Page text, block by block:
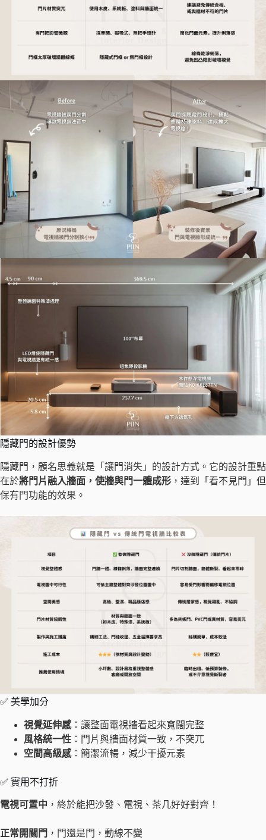
隱藏門的設計優勢
隱藏門，顧名思義就是「讓門消失」的設計方式。它的設計重點
在於將門片融入牆面，使牆與門一體成形 ，達到「看不見門」但
保有門功能的效果。
✅ 美學加分
視覺延伸感：讓整面電視牆看起來寬闊完整
風格統一性 ：門片與牆面材質一致，不突兀
空間高級感：簡潔流暢，減少干擾元素
✅ 實用不打折
電視可置中 ，終於能把沙發、電視、茶几好好對齊！
正常開關門 ，門還是門，動線不變